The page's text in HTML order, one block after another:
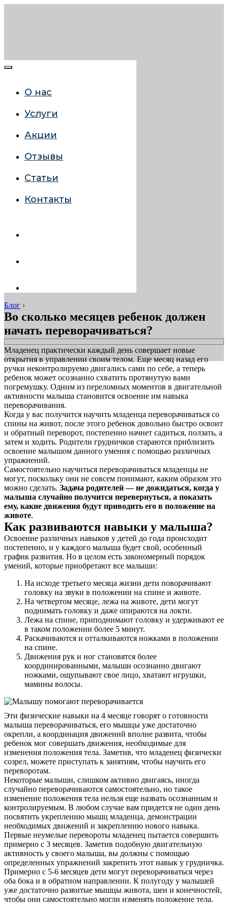
О нас
Услуги
Акции
Отзывы
Статьи
Контакты
Блог ›
Во сколько месяцев ребенок должен
начать переворачиваться?
Младенец практически каждый день совершает новые
открытия в управлении своим телом. Еще месяц назад его
ручки неконтролируемо двигались сами по себе, а теперь
ребенок может осознанно схватить протянутую вами
погремушку. Одним из переломных моментов в двигательной
активности малыша становится освоение им навыка
переворачивания.
Когда у вас получится научить младенца переворачиваться со
спины на живот, после этого ребенок довольно быстро освоит
и обратный переворот, постепенно начнет садиться, ползать, а
затем и ходить. Родители грудничков стараются приблизить
освоение малышом данного умения с помощью различных
упражнений.
Самостоятельно научиться переворачиваться младенцы не
могут, поскольку они не совсем понимают, каким образом это
можно сделать. Задача родителей — не дожидаться, когда у
малыша случайно получится перевернуться, а показать
ему, какие движения будут приводить его в положение на
животе.
Как развиваются навыки у малыша?
Освоение различных навыков у детей до года происходит
постепенно, и у каждого малыша будет свой, особенный
график развития. Но в целом есть закономерный порядок
умений, которые приобретают все малыши:
На исходе третьего месяца жизни дети поворачивают
головку на звуки в положении на спине и животе.
На четвертом месяце, лежа на животе, дети могут
поднимать головку и даже опираются на локти.
Лежа на спине, приподнимают головку и удерживают ее
в таком положении более 5 минут.
Раскачиваются и отталкиваются ножками в положении
на спине.
Движения рук и ног становятся более
координированными, малыши осознанно двигают
ножками, ощупывают свое лицо, хватают игрушки,
мамины волосы.
Эти физические навыки на 4 месяце говорят о готовности
малыша переворачиваться, его мышцы уже достаточно
окрепли, а координация движений вполне развита, чтобы
ребенок мог совершать движения, необходимые для
изменения положения тела. Заметив, что младенец физически
созрел, можете приступать к занятиям, чтобы научить его
переворотам.
Некоторые малыши, слишком активно двигаясь, иногда
случайно переворачиваются самостоятельно, но такое
изменение положения тела нельзя еще назвать осознанным и
контролируемым. В любом случае вам придется не один день
посвятить укреплению мышц младенца, демонстрации
необходимых движений и закреплению нового навыка.
Первые неумелые перевороты младенец пытается совершить
примерно с 3 месяцев. Заметив подобную двигательную
активность у своего малыша, вы должны с помощью
определенных упражнений закрепить этот навык у грудничка.
Примерно с 5-6 месяцев дети могут переворачиваться через
оба бока и в обратном направлении. К полугоду у малышей
уже достаточно развитые мышцы живота, шеи и конечностей,
чтобы они самостоятельно могли изменять положение тела.